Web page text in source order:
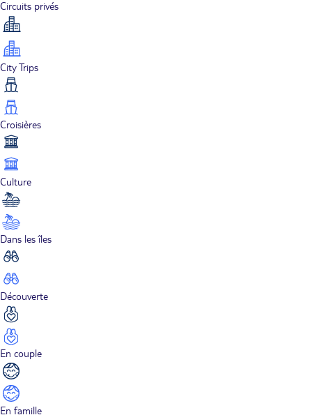
Circuits privés
City Trips
Croisières
Culture
Dans les îles
Découverte
En couple
En famille